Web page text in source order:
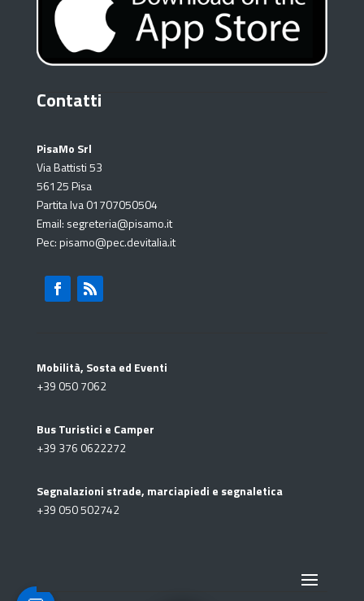
Contatti
PisaMo Srl
Via Battisti 53
56125 Pisa
Partita Iva 01707050504
Email: segreteria@pisamo.it
Pec: pisamo@pec.devitalia.it
Mobilità, Sosta ed Eventi
+39 050 7062
Bus Turistici e Camper
+39 376 0622272
Segnalazioni strade, marciapiedi e segnaletica
+39 050 502742